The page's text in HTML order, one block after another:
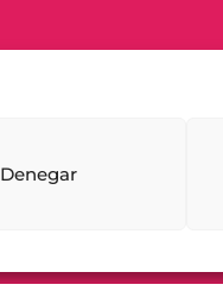
Denegar